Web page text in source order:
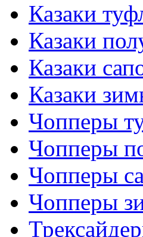
Казаки
Казаки
Казаки
Казаки
Чопперы
Чопперы
Чопперы
Чопперы